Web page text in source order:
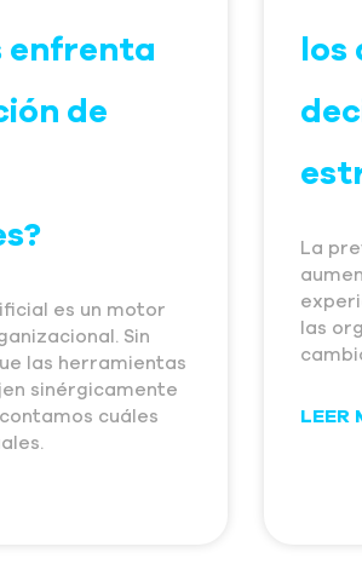
enfrenta
de
es un motor
Sin
las herramientas
sinérgicamente
cuáles
La
las
LEER